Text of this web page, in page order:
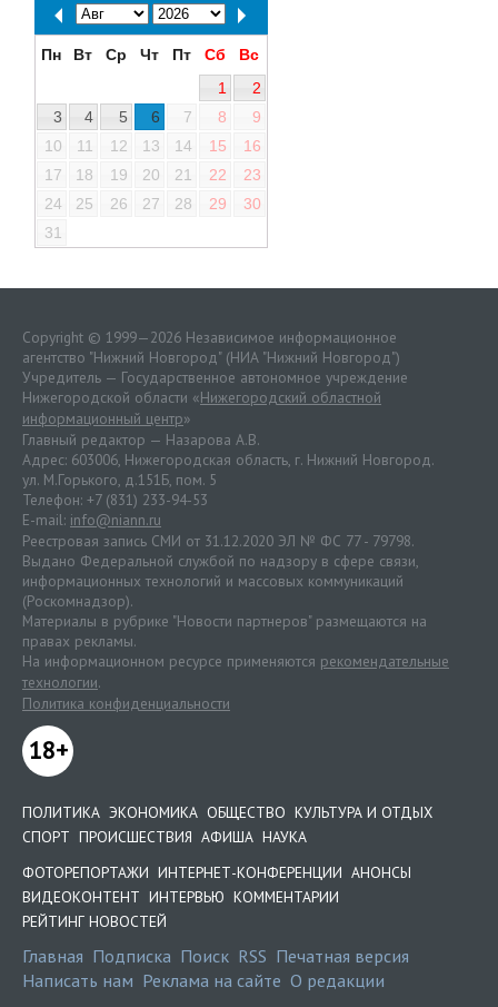
Пн Вт Ср Чт Пт Сб
Вс
1
2
3
4 5 6 7 8
9
10
11 12 13 14 15
16
17
18 19 20 21 22
23
24
25 26 27 28 29
30
31
Copyright © 1999—2026 Независимое информационное
агентство "Нижний Новгород" (НИА "Нижний Новгород")
Учредитель — Государственное автономное учреждение
Нижегородской области «Нижегородский областной
информационный центр»
Главный редактор — Назарова А.В.
Адрес: 603006, Нижегородская область, г. Нижний Новгород.
ул. М.Горького, д.151Б, пом. 5
Телефон: +7 (831) 233-94-53
E-mail: info@niann.ru
Реестровая запись СМИ от 31.12.2020 ЭЛ № ФС 77 - 79798.
Выдано Федеральной службой по надзору в сфере связи,
информационных технологий и массовых коммуникаций
(Роскомнадзор).
Материалы в рубрике "Новости партнеров" размещаются на
правах рекламы.
На информационном ресурсе применяются рекомендательные
технологии.
Политика конфиденциальности
18+
ПОЛИТИКА ЭКОНОМИКА ОБЩЕСТВО КУЛЬТУРА И ОТДЫХ
СПОРТ ПРОИСШЕСТВИЯ АФИША НАУКА
ФОТОРЕПОРТАЖИ ИНТЕРНЕТ-КОНФЕРЕНЦИИ АНОНСЫ
ВИДЕОКОНТЕНТ ИНТЕРВЬЮ КОММЕНТАРИИ
РЕЙТИНГ НОВОСТЕЙ
Главная Подписка Поиск RSS Печатная версия
Написать нам Реклама на сайте О редакции